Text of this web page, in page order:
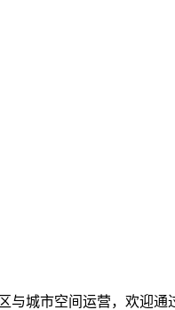
城市空间运营，欢迎通